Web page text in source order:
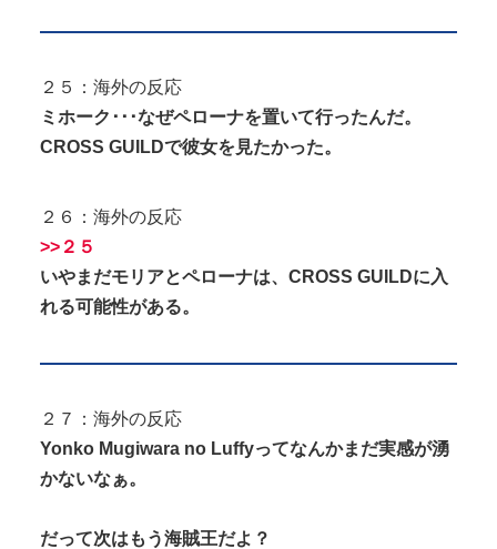
２５：海外の反応
ミホーク･･･なぜペローナを置いて行ったんだ。
CROSS GUILDで彼女を見たかった。
２６：海外の反応
>>２５
いやまだモリアとペローナは、CROSS GUILDに入
れる可能性がある。
２７：海外の反応
Yonko Mugiwara no Luffyってなんかまだ実感が湧
かないなぁ。
だって次はもう海賊王だよ？